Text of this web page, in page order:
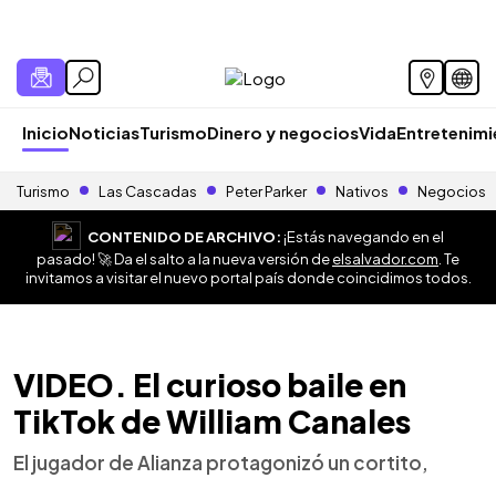
InicioNoticiasTurismoDinero y negociosVida
Turismo Las Cascadas Peter Parker Nativos Negocios
CONTENIDO DE ARCHIVO:¡Estás navegando en el
pasado! 🚀 Da el salto a la nueva versión deelsalvador.com . Te
invitamos a visitar el nuevo portal país donde coincidimos todos.
VIDEO. El curioso baile en
TikTok de William Canales
El jugador de Alianza protagonizó un cortito,